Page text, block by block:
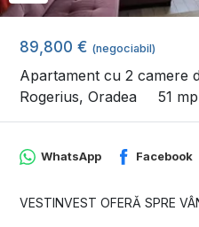
89,800 € (negociabil)
Apartament cu 2 camere
Rogerius, Oradea
51 mp
WhatsApp Facebook
VESTINVEST OFERǍ SPRE